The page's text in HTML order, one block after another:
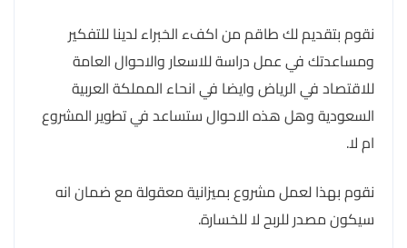
نقوم بتقديم لك طاقم من اكفء الخبراء لدينا للتفكير
ومساعدتك في عمل دراسة للاسعار والاحوال العامة
للاقتصاد في الرياض وايضا في انحاء المملكة العربية
السعودية وهل هذه الاحوال ستساعد في تطوير المشروع
ام لا.
نقوم بهذا لعمل مشروع بميزانية معقولة مع ضمان انه
سيكون مصدر للربح لا للخسارة.